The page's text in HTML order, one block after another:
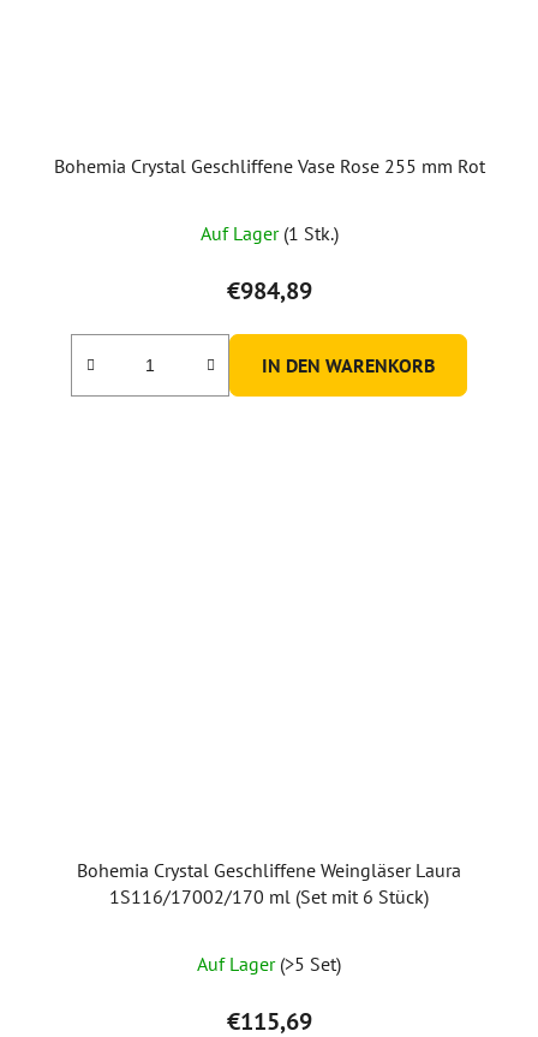
Bohemia Crystal Geschliffene Vase Rose 255 mm Rot
Auf Lager (1 Stk.)
€984,89
IN DEN WARENKORB
Bohemia Crystal Geschliffene Weingläser Laura
1S116/17002/170 ml (Set mit 6 Stück)
durchschnittliche
Produktbewertung
Auf Lager (>5 Set)
€115,69